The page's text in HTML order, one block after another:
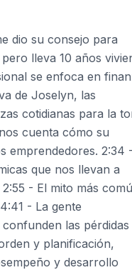
dio su consejo para
lleva 10 años
se enfoca en
de Joselyn, las
cotidianas para la
cuenta cómo su
emprendedores. 2:34 -
que nos llevan a
- El mito más
- La gente
las pérdidas
y planificación,
y desarrollo